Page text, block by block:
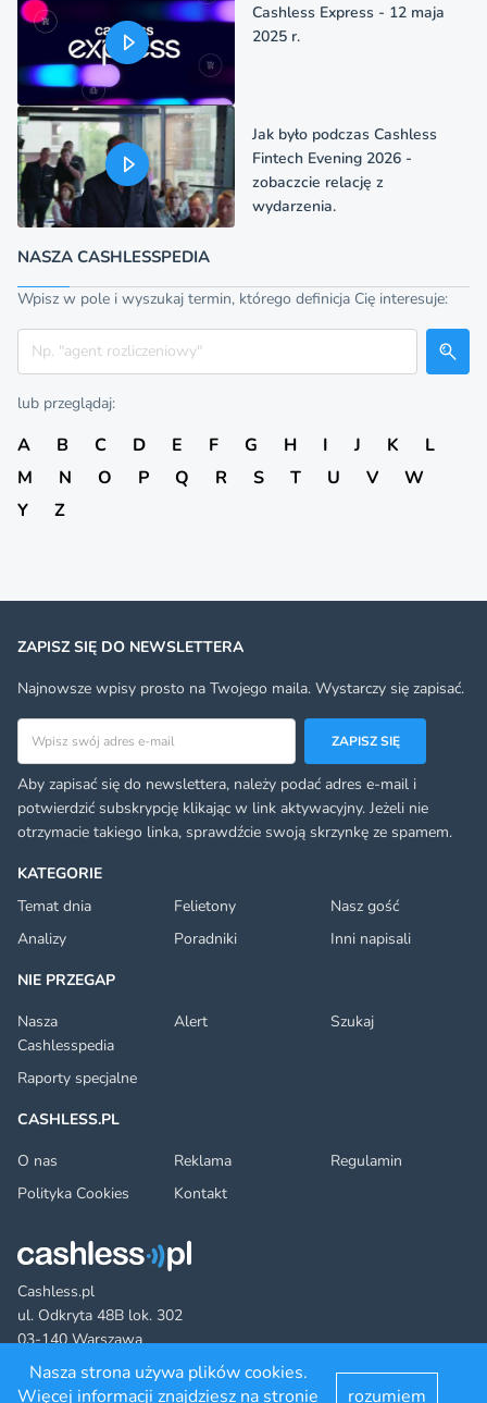
Cashless Express - 12 maja
2025 r.
Jak było podczas Cashless
Fintech Evening 2026 -
zobaczcie relację z
wydarzenia.
NASZA CASHLESSPEDIA
Wpisz w pole i wyszukaj termin, którego definicja Cię interesuje:
Szukaj
lub przeglądaj:
A B C D E F G H I J K
L
M
N O P Q R S T U V
W
Y
Z
Cashless.pl
ul. Odkryta 48B lok. 302
03-140 Warszawa
KATEGORIE
Temat dnia
Felietony
Nasz gość
Analizy
Poradniki
Inni napisali
NIE PRZEGAP
Nasza
Cashlesspedia
Alert Szukaj
Raporty specjalne
CASHLESS.PL
O nas
Reklama
Regulamin
Polityka Cookies
Kontakt
ZAPISZ SIĘ DO NEWSLETTERA
Najnowsze wpisy prosto na Twojego maila. Wystarczy się zapisać.
Adres email
ZAPISZ SIĘ
Aby zapisać się do newslettera, należy podać adres e-mail i
potwierdzić subskrypcję klikając w link aktywacyjny. Jeżeli nie
otrzymacie takiego linka, sprawdźcie swoją skrzynkę ze spamem.
Nasza strona używa plików cookies.
Więcej informacji znajdziesz na stronie
rozumiem